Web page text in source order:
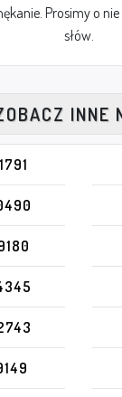
Prosimy o
słów.
INNE